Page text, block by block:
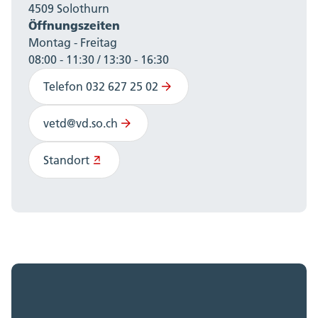
4509 Solothurn
Öffnungszeiten
Montag - Freitag
08:00 - 11:30 / 13:30 - 16:30
Telefon 032 627 25 02
vetd@vd.so.ch
Standort